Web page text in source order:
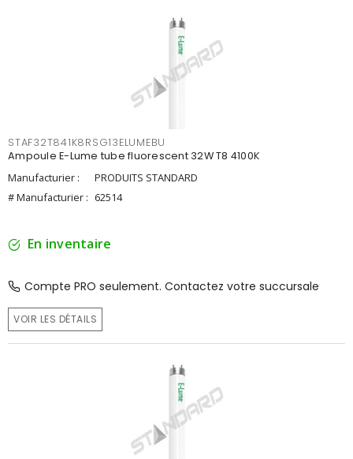
STAF32T841K8RSG13ELUMEBU
Ampoule E-Lume tube fluorescent 32W T8 4100K
Manufacturier :
PRODUITS STANDARD
# Manufacturier : 62514
En inventaire
Compte PRO seulement. Contactez votre succursale
VOIR LES DÉTAILS